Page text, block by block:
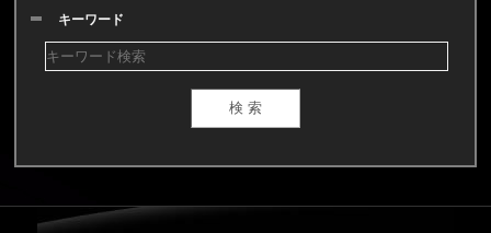
キーワード